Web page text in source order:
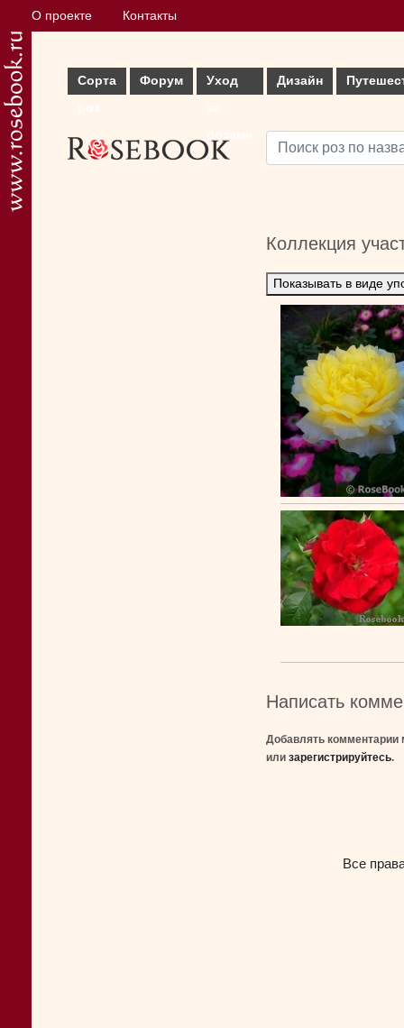
О проекте Контакты
Сорта
Форум
Уход
Дизайн
Коллекция
Показывать в виде
Написать
Добавлять комментарии
или зарегистрируйтесь.
Все